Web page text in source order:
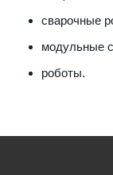
сварочные
модульные
роботы.